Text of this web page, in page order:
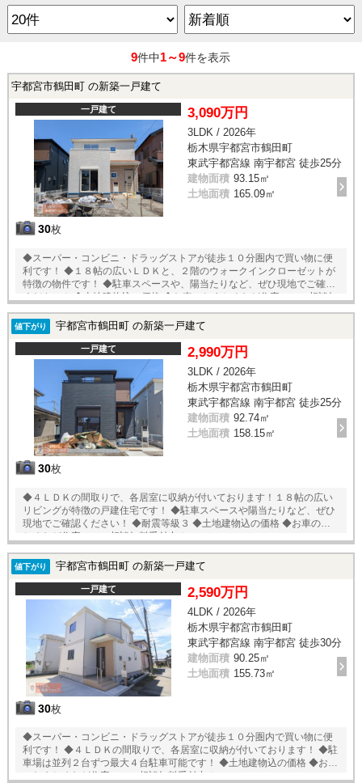
9件中1～9件を表示
宇都宮市鶴田町 の新築一戸建て
一戸建て
30枚
3,090万円
3LDK / 2026年
栃木県宇都宮市鶴田町
東武宇都宮線 南宇都宮 徒歩25分
建物面積 93.15㎡
土地面積 165.09㎡
◆スーパー・コンビニ・ドラッグストアが徒歩１０分圏内で買い物に便
利です！ ◆１８帖の広いＬＤＫと、２階のウォークインクローゼットが
特徴の物件です！ ◆駐車スペースや、陽当たりなど、ぜひ現地でご確認
ください！ ◆土地建物込の価格 ◆お車のおまとめなど住宅ローン相談無
料受付中！
値下がり 宇都宮市鶴田町 の新築一戸建て
一戸建て
30枚
2,990万円
3LDK / 2026年
栃木県宇都宮市鶴田町
東武宇都宮線 南宇都宮 徒歩25分
建物面積 92.74㎡
土地面積 158.15㎡
◆４ＬＤＫの間取りで、各居室に収納が付いております！１８帖の広い
リビングが特徴の戸建住宅です！ ◆駐車スペースや陽当たりなど、ぜひ
現地でご確認ください！ ◆耐震等級３ ◆土地建物込の価格 ◆お車のおま
とめなど住宅ローン相談無料受付中！
値下がり 宇都宮市鶴田町 の新築一戸建て
一戸建て
30枚
2,590万円
4LDK / 2026年
栃木県宇都宮市鶴田町
東武宇都宮線 南宇都宮 徒歩30分
建物面積 90.25㎡
土地面積 155.73㎡
◆スーパー・コンビニ・ドラッグストアが徒歩１０分圏内で買い物に便
利です！ ◆４ＬＤＫの間取りで、各居室に収納が付いております！ ◆駐
車場は並列２台ずつ最大４台駐車可能です！ ◆土地建物込の価格 ◆お車
のおまとめなど住宅ローン相談無料受付中！